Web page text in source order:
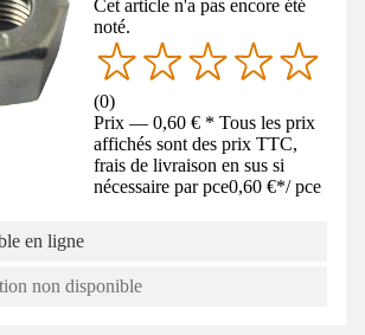
Cet article n'a pas encore été
noté.
(0)
Prix — 0,60 € * Tous les prix
affichés sont des prix TTC,
frais de livraison en sus si
nécessaire par pce0,60 €*/ pce
en ligne
non disponible